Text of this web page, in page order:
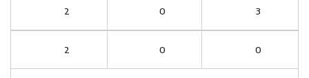
2 0 3
2 0 0